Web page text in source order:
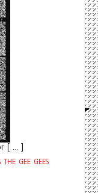
[ ... ]
GEE GEES